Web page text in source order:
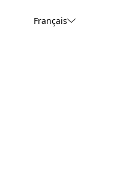
Français